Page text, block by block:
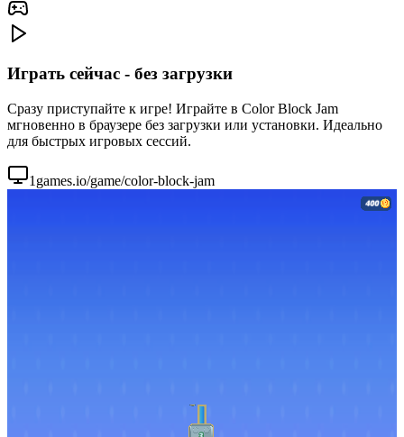
Играть сейчас - без загрузки
Сразу приступайте к игре! Играйте в Color Block Jam
мгновенно в браузере без загрузки или установки. Идеально
для быстрых игровых сессий.
1games.io/game/color-block-jam